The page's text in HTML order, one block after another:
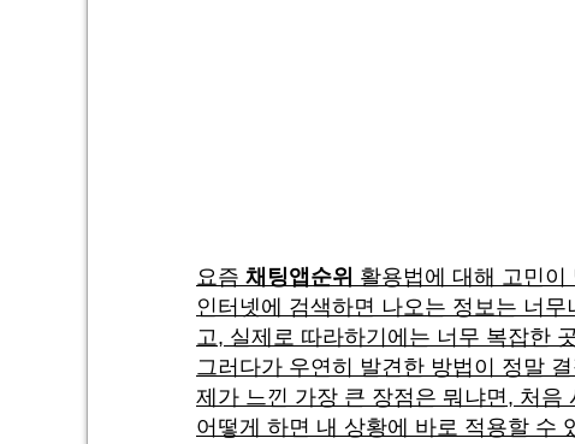
요즘 채팅앱순위 활용법에 대해 고민
인터넷에 검색하면 나오는 정보는 너
고, 실제로 따라하기에는 너무 복잡한
그러다가 우연히 발견한 방법이 정말
제가 느낀 가장 큰 장점은 뭐냐면, 처
어떻게 하면 내 상황에 바로 적용할 수